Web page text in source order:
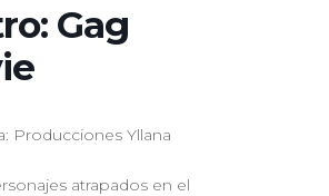
Gag
Producciones Yllana
atrapados en el